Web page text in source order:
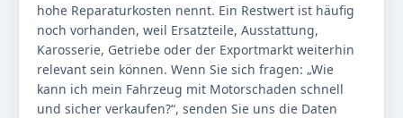
hohe Reparaturkosten nennt. Ein Restwert ist häufig
noch vorhanden, weil Ersatzteile, Ausstattung,
Karosserie, Getriebe oder der Exportmarkt weiterhin
relevant sein können. Wenn Sie sich fragen: „Wie
kann ich mein Fahrzeug mit Motorschaden schnell
und sicher verkaufen?“, senden Sie uns die Daten